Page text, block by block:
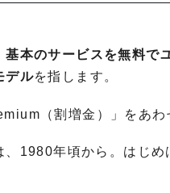
基本のサービスを無料で
デルを指します。
（割増金）」をあわ
1980年頃から。はじ